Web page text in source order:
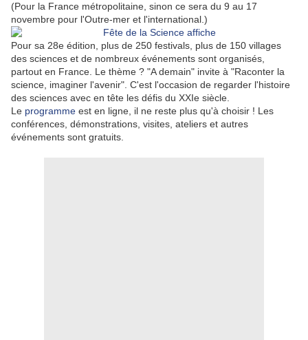
(Pour la France métropolitaine, sinon ce sera du 9 au 17
novembre pour l'Outre-mer et l'international.)
Pour sa 28e édition, plus de 250 festivals, plus de 150 villages
des sciences et de nombreux événements sont organisés,
partout en France. Le thème ? "A demain" invite à "Raconter la
science, imaginer l'avenir". C'est l'occasion de regarder l'histoire
des sciences avec en tête les défis du XXIe siècle.
Le programme est en ligne, il ne reste plus qu'à choisir ! Les
conférences, démonstrations, visites, ateliers et autres
événements sont gratuits.